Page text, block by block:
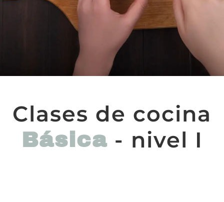
Clases de cocina
Básica - nivel I